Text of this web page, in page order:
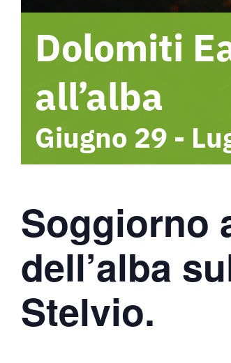
Dolomiti
all’alba
Giugno 29 -
Soggiorno
dell’alba
Stelvio.